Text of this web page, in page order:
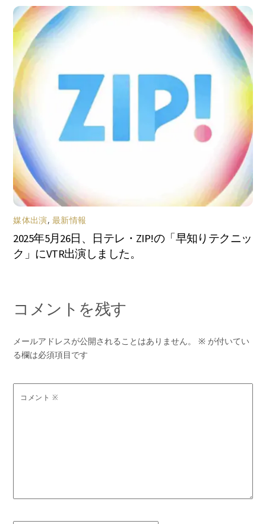
媒体出演,最新情報
2025年5月26日、日テレ・ZIP!の「早知りテクニッ
ク」にVTR出演しました。
コメントを残す
メールアドレスが公開されることはありません。 ※ が付いてい
る欄は必須項目です
コメント ※